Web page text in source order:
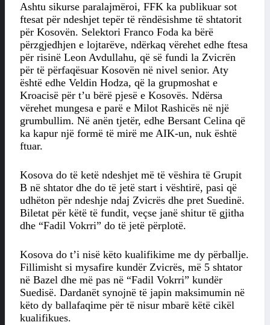
Ashtu sikurse paralajmëroi, FFK ka publikuar sot
ftesat për ndeshjet tepër të rëndësishme të shtatorit
për Kosovën. Selektori Franco Foda ka bërë
përzgjedhjen e lojtarëve, ndërkaq vërehet edhe ftesa
për risinë Leon Avdullahu, që së fundi la Zvicrën
për të përfaqësuar Kosovën në nivel senior. Aty
është edhe Veldin Hodza, që la grupmoshat e
Kroacisë për t’u bërë pjesë e Kosovës. Ndërsa
vërehet mungesa e parë e Milot Rashicës në një
grumbullim. Në anën tjetër, edhe Bersant Celina që
ka kapur një formë të mirë me AIK-un, nuk është
ftuar.
Kosova do të ketë ndeshjet më të vëshira të Grupit
B në shtator dhe do të jetë start i vështirë, pasi që
udhëton për ndeshje ndaj Zvicrës dhe pret Suedinë.
Biletat për këtë të fundit, veçse janë shitur të gjitha
dhe “Fadil Vokrri” do të jetë përplotë.
Kosova do t’i nisë këto kualifikime me dy përballje.
Fillimisht si mysafire kundër Zvicrës, më 5 shtator
në Bazel dhe më pas në “Fadil Vokrri” kundër
Suedisë. Dardanët synojnë të japin maksimumin në
këto dy ballafaqime për të nisur mbarë këtë cikël
kualifikues.